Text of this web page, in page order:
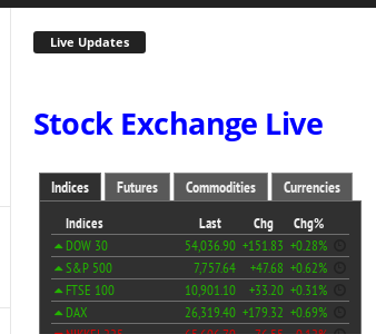
Live Updates
Stock Exchange Live